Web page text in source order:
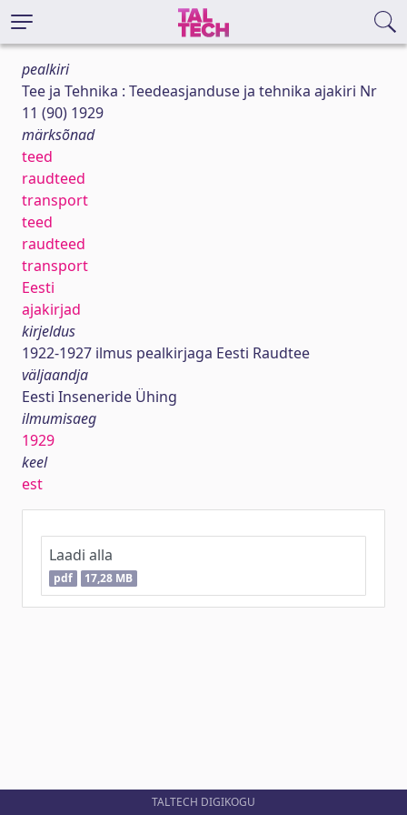
pealkiri
Tee ja Tehnika : Teedeasjanduse ja tehnika ajakiri Nr
11 (90) 1929
märksõnad
teed
raudteed
transport
teed
raudteed
transport
Eesti
ajakirjad
kirjeldus
1922-1927 ilmus pealkirjaga Eesti Raudtee
väljaandja
Eesti Inseneride Ühing
ilmumisaeg
1929
keel
est
Laadi alla
pdf 17,28 MB
TALTECH DIGIKOGU